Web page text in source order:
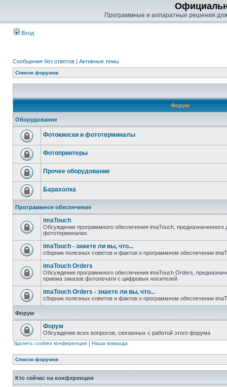
Программные и аппаратные решения
Вход
Сообщения без ответов | Активные темы
Список форумов
Форум
Оборудование
Фотокиоски и фототерминалы
Фотопринтеры
Прочее оборудование
Барахолка
Программное обеспечение
imaTouch
Обсуждение программного обеспечения imaTouch, предназначенного
фототерминалах.
imaTouch - знаете ли вы, что...
сборник полезных советов и фактов о программном обеспечении
imaTouch Orders
Обсуждение программного обеспечения imaTouch Orders,
приема заказов фотопечати с цифровых носителей
imaTouch Orders - знаете ли вы, что...
сборник полезных советов и фактов о программном обеспечении
Форум
Форум
Обсуждение всех вопросов, связанных с работой этого форума
Удалить cookies конференции | Наша команда
Список форумов
Кто сейчас на конференции